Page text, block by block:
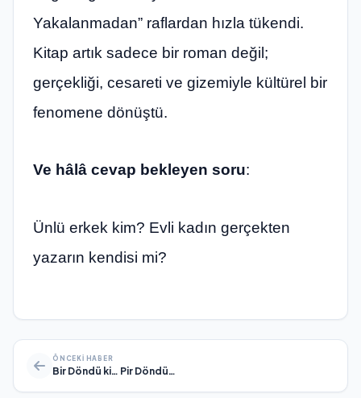
Yakalanmadan” raflardan hızla tükendi.
Kitap artık sadece bir roman değil;
gerçekliği, cesareti ve gizemiyle kültürel bir
fenomene dönüştü.
Ve hâlâ cevap bekleyen soru:
Ünlü erkek kim? Evli kadın gerçekten
yazarın kendisi mi?
ÖNCEKI HABER
Bir Döndü ki… Pir Döndü…